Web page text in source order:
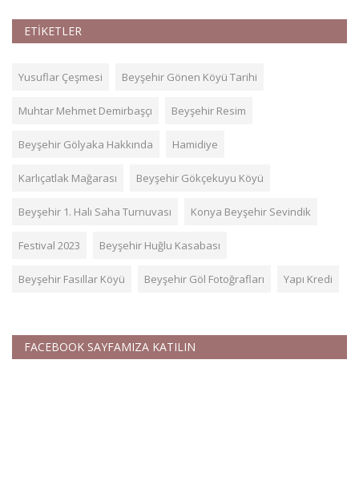
ETİKETLER
Yusuflar Çeşmesi Beyşehir Gönen Köyü Tarihi
Muhtar Mehmet Demirbaşçı Beyşehir Resim
Beyşehir Gölyaka Hakkında Hamidiye
Karlıçatlak Mağarası Beyşehir Gökçekuyu Köyü
Beyşehir 1. Halı Saha Turnuvası Konya Beyşehir Sevindik
Festival 2023 Beyşehir Huğlu Kasabası
Beyşehir Fasıllar Köyü Beyşehir Göl Fotoğrafları Yapı Kredi
FACEBOOK SAYFAMIZA KATILIN